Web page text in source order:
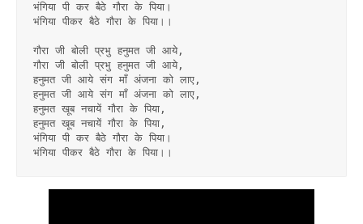
भंगिया पी कर बैठे गौरा के पिया।
भंगिया पीकर बैठे गौरा के पिया।।
गौरा जी बोली प्रभु हनुमत जी आये,
गौरा जी बोली प्रभु हनुमत जी आये,
हनुमत जी आये संग माँ अंजना को लाए,
हनुमत जी आये संग माँ अंजना को लाए,
हनुमत खूब नचायें गौरा के पिया,
हनुमत खूब नचायें गौरा के पिया,
भंगिया पी कर बैठे गौरा के पिया।
भंगिया पीकर बैठे गौरा के पिया।।